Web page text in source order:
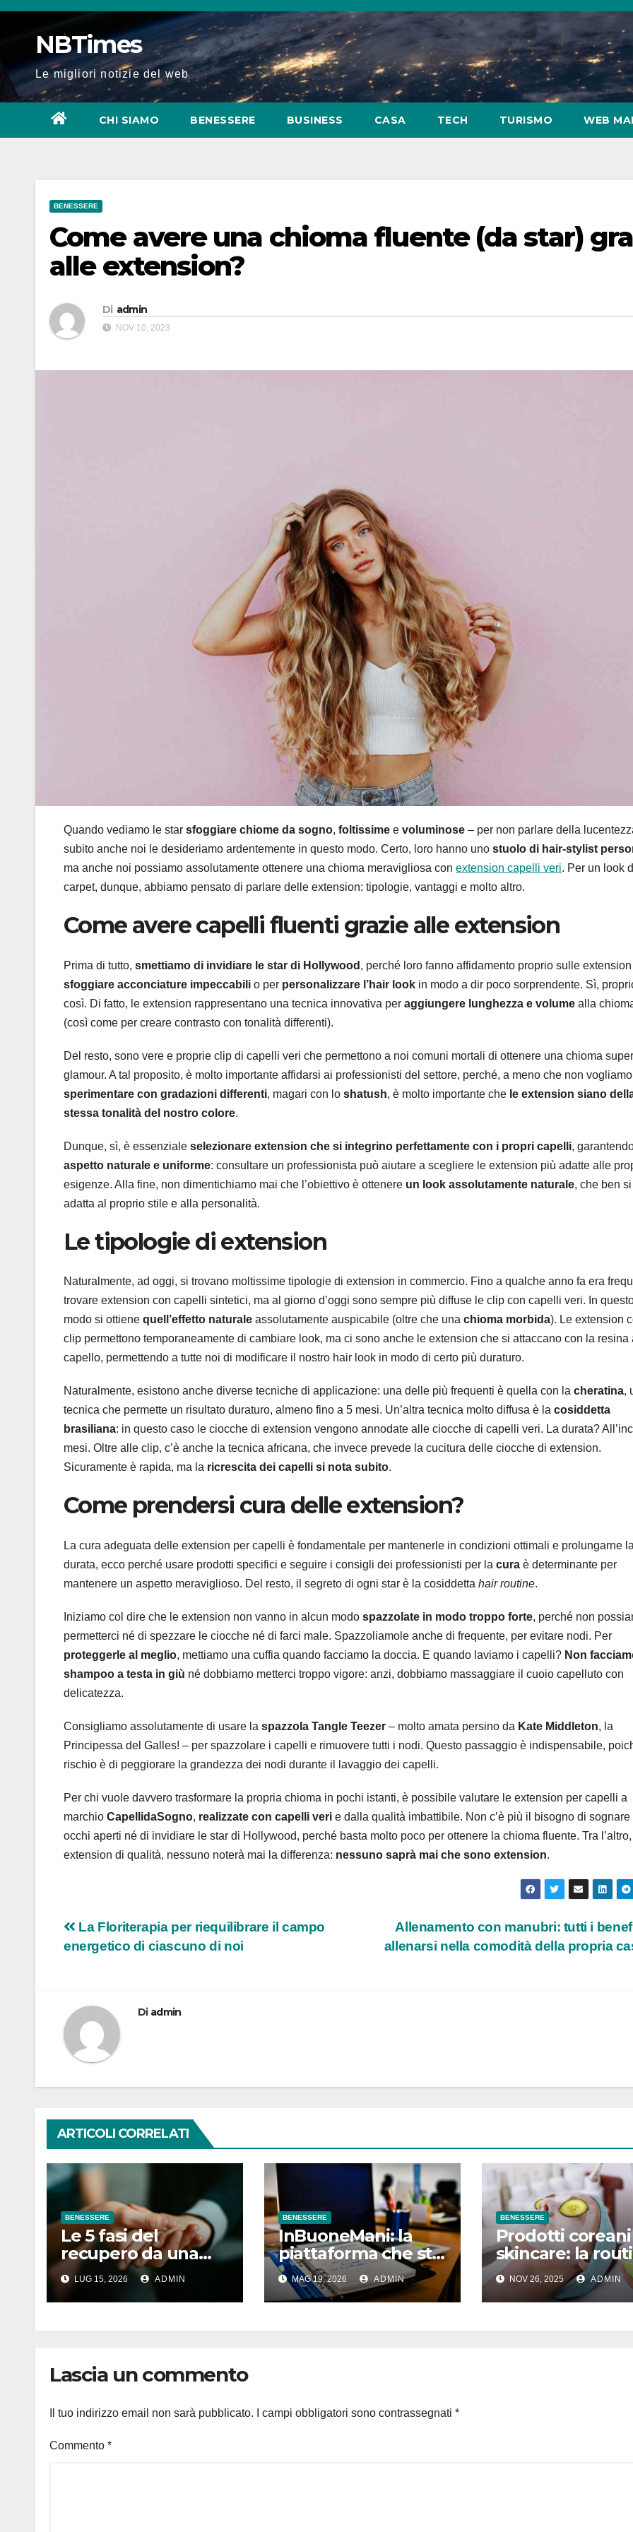
Salta
contenutoNBTimes
Le migliori notizie del web
CHI SIAMO BENESSERE BUSINESS CASA TECH TURISMO WEB
BENESSERE
Come avere una chioma fluente (da star)
alle extension?
Di admin
NOV 10, 2023
Quando vediamo le star sfoggiare chiome da sogno, foltissime e voluminose – per non parlare della
subito anche noi le desideriamo ardentemente in questo modo. Certo, loro hanno uno stuolo di hair-stylist
ma anche noi possiamo assolutamente ottenere una chioma meravigliosa con extension capelli veri. Per un look
carpet, dunque, abbiamo pensato di parlare delle extension: tipologie, vantaggi e molto altro.
Come avere capelli fluenti grazie alle extension
Prima di tutto, smettiamo di invidiare le star di Hollywood , perché loro fanno affidamento proprio sulle
sfoggiare acconciature impeccabili o per personalizzare l’hair look in modo a dir poco sorprendente. Sì,
così. Di fatto, le extension rappresentano una tecnica innovativa per aggiungere lunghezza e volume alla
(così come per creare contrasto con tonalità differenti).
Del resto, sono vere e proprie clip di capelli veri che permettono a noi comuni mortali di ottenere una chioma super
glamour. A tal proposito, è molto importante affidarsi ai professionisti del settore, perché, a meno che non vogliamo
sperimentare con gradazioni differenti, magari con lo shatush, è molto importante che le extension siano
stessa tonalità del nostro colore.
Dunque, sì, è essenziale selezionare extension che si integrino perfettamente con i propri capelli,
aspetto naturale e uniforme: consultare un professionista può aiutare a scegliere le extension più adatte alle
esigenze. Alla fine, non dimentichiamo mai che l’obiettivo è ottenere un look assolutamente naturale, che ben si
adatta al proprio stile e alla personalità.
Le tipologie di extension
Naturalmente, ad oggi, si trovano moltissime tipologie di extension in commercio. Fino a qualche anno fa era
trovare extension con capelli sintetici, ma al giorno d’oggi sono sempre più diffuse le clip con capelli veri. In
modo si ottiene quell’effetto naturale assolutamente auspicabile (oltre che una chioma morbida). Le extension
clip permettono temporaneamente di cambiare look, ma ci sono anche le extension che si attaccano con la resina
capello, permettendo a tutte noi di modificare il nostro hair look in modo di certo più duraturo.
Naturalmente, esistono anche diverse tecniche di applicazione: una delle più frequenti è quella con la cheratina,
tecnica che permette un risultato duraturo, almeno fino a 5 mesi. Un’altra tecnica molto diffusa è la cosiddetta
brasiliana: in questo caso le ciocche di extension vengono annodate alle ciocche di capelli veri. La durata?
mesi. Oltre alle clip, c’è anche la tecnica africana, che invece prevede la cucitura delle ciocche di extension.
Sicuramente è rapida, ma la ricrescita dei capelli si nota subito.
Come prendersi cura delle extension?
La cura adeguata delle extension per capelli è fondamentale per mantenerle in condizioni ottimali e prolungarne la
durata, ecco perché usare prodotti specifici e seguire i consigli dei professionisti per la cura è determinante per
mantenere un aspetto meraviglioso. Del resto, il segreto di ogni star è la cosiddetta hair routine.
Iniziamo col dire che le extension non vanno in alcun modo spazzolate in modo troppo forte, perché non
permetterci né di spezzare le ciocche né di farci male. Spazzoliamole anche di frequente, per evitare nodi. Per
proteggerle al meglio, mettiamo una cuffia quando facciamo la doccia. E quando laviamo i capelli? Non
shampoo a testa in giù né dobbiamo metterci troppo vigore: anzi, dobbiamo massaggiare il cuoio capelluto con
delicatezza.
Consigliamo assolutamente di usare la spazzola Tangle Teezer – molto amata persino da Kate Middleton, la
Principessa del Galles! – per spazzolare i capelli e rimuovere tutti i nodi. Questo passaggio è indispensabile,
rischio è di peggiorare la grandezza dei nodi durante il lavaggio dei capelli.
Per chi vuole davvero trasformare la propria chioma in pochi istanti, è possibile valutare le extension per capelli a
marchio CapellidaSogno, realizzate con capelli veri e dalla qualità imbattibile. Non c’è più il bisogno di sognare
occhi aperti né di invidiare le star di Hollywood, perché basta molto poco per ottenere la chioma fluente. Tra
extension di qualità, nessuno noterà mai la differenza: nessuno saprà mai che sono extension.
Navigazione
articoli
Allenamento con manubri: tutti i
allenarsi nella comodità della propria
La Floriterapia per riequilibrare il campo
energetico di ciascuno di noi
Di admin
ARTICOLI CORRELATI
BENESSERE
Le 5 fasi del
recupero da una
dipendenza: il
percorso completo
LUG 15, 2026 ADMIN
BENESSERE
InBuoneMani: la
piattaforma che sta
cambiando il modo
di prenotare
osteopati e
MAG 19, 2026 ADMIN
BENESSERE
Prodotti coreani
skincare: la
di bellezza che
conquistando
l’Europa
NOV 26, 2025 ADMIN
Lascia un commento
Il tuo indirizzo email non sarà pubblicato. I campi obbligatori sono contrassegnati *
Commento *